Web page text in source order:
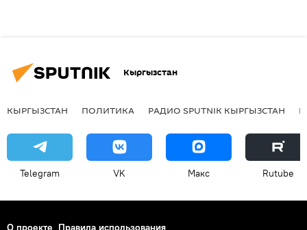
Кыргызстан
КЫРГЫЗСТАН ПОЛИТИКА РАДИО SPUTNIK КЫРГЫЗСТАН
Telegram VK Макс Rutube
О проекте Правила использования